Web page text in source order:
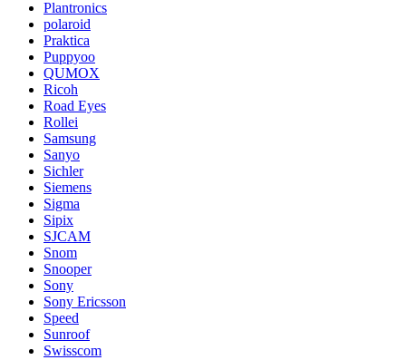
Plantronics
polaroid
Praktica
Puppyoo
QUMOX
Ricoh
Road Eyes
Rollei
Samsung
Sanyo
Sichler
Siemens
Sigma
Sipix
SJCAM
Snom
Snooper
Sony
Sony Ericsson
Speed
Sunroof
Swisscom